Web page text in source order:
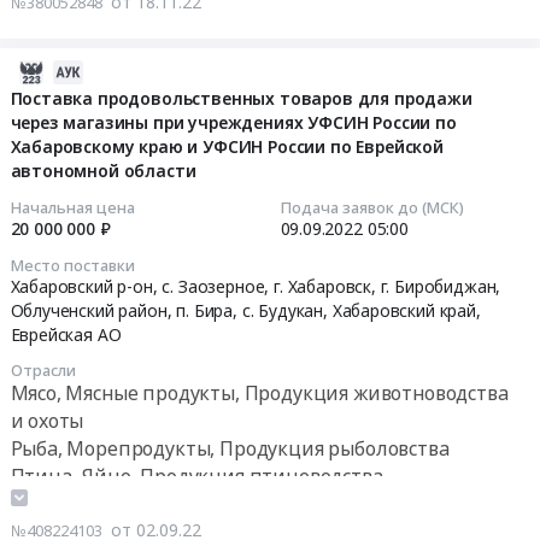
Поставка продовольственных товаров для продажи
через магазины при учреждениях УФСИН России по
Хабаровскому краю и УФСИН России по Еврейской
автономной области
Начальная цена
20 000 000 ₽
Подача заявок до (МСК)
09.09.2022 05:00
Место поставки
Хабаровский р-он, с. Заозерное, г. Хабаровск, г. Биробиджан,
Облученский район, п. Бира, с. Будукан, Хабаровский край,
Еврейская АО
Отрасли
Мясо, Мясные продукты, Продукция животноводства
и охоты
Рыба, Морепродукты, Продукция рыболовства
Птица, Яйцо, Продукция птицеводства
Продукция лесничества, Дикоросы, Мед, Орехи,
Грибы
№408224103 от 02.09.22